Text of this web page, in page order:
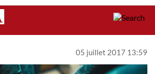
05 juillet 2017 13:59